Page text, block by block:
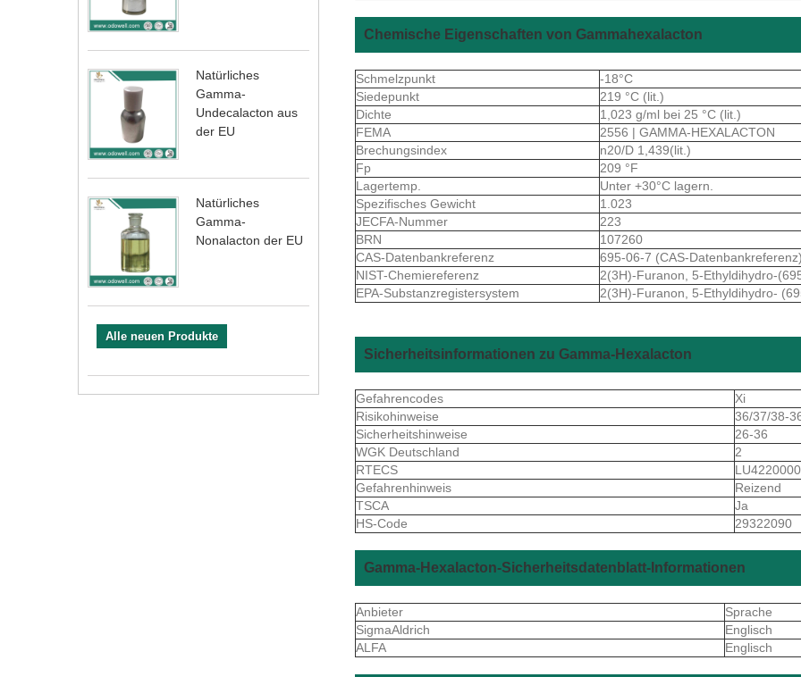
Natürliches
Gamma-
Undecalacton aus
der EU
Natürliches
Gamma-
Nonalacton der EU
Alle neuen Produkte
Chemische Eigenschaften von Gammahexalacton
Schmelzpunkt
-18°C
Siedepunkt
219 °C (lit.)
Dichte
1,023 g/ml bei 25 °C (lit.)
FEMA
2556 | GAMMA-HEXALACTON
Brechungsindex
n20/D 1,439(lit.)
Fp
209 °F
Lagertemp.
Unter +30°C lagern.
Spezifisches Gewicht
1.023
JECFA-Nummer
223
BRN
107260
CAS-Datenbankreferenz
695-06-7 (CAS-Datenbankreferenz)
NIST-Chemiereferenz
2(3H)-Furanon, 5-Ethyldihydro-
EPA-Substanzregistersystem
2(3H)-Furanon, 5-Ethyldihydro-
Sicherheitsinformationen zu Gamma-Hexalacton
Gefahrencodes
Xi
Risikohinweise
36/37/38-
Sicherheitshinweise
26-36
WGK Deutschland
2
RTECS
LU4220000
Gefahrenhinweis
Reizend
TSCA
Ja
HS-Code
29322090
Gamma-Hexalacton-Sicherheitsdatenblatt-Informationen
Anbieter
Sprache
SigmaAldrich
Englisch
ALFA
Englisch